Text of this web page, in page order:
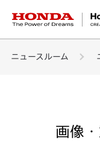
HONDA The
ニュースルーム
画像